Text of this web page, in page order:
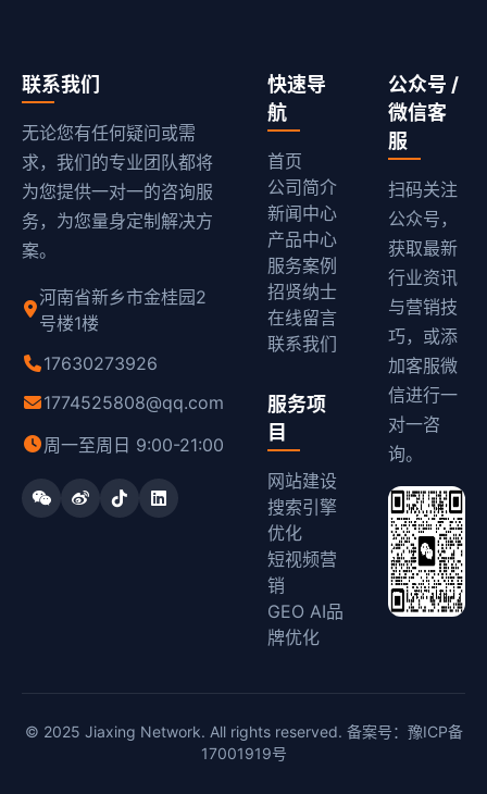
联系我们
无论您有任何疑问或需
求，我们的专业团队都将
为您提供一对一的咨询服
务，为您量身定制解决方
案。
河南省新乡市金桂园2
号楼1楼
17630273926
1774525808@qq.com
周一至周日 9:00-21:00
快速导
航
首页
公司简介
新闻中心
产品中心
服务案例
招贤纳士
在线留言
联系我们
服务项
目
网站建设
搜索引擎
优化
短视频营
销
GEO AI品
牌优化
公众号 /
微信客
服
扫码关注
公众号，
获取最新
行业资讯
与营销技
巧，或添
加客服微
信进行一
对一咨
询。
© 2025 Jiaxing Network. All rights reserved. 备案号： 豫ICP备
17001919号